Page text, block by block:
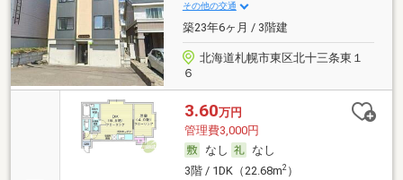
その他の交通
築23年6ヶ月 / 3階建
北海道札幌市東区北十三条東１
６
3.60万円
管理費3,000円
なし
なし
3階 / 1DK（22.68m2）